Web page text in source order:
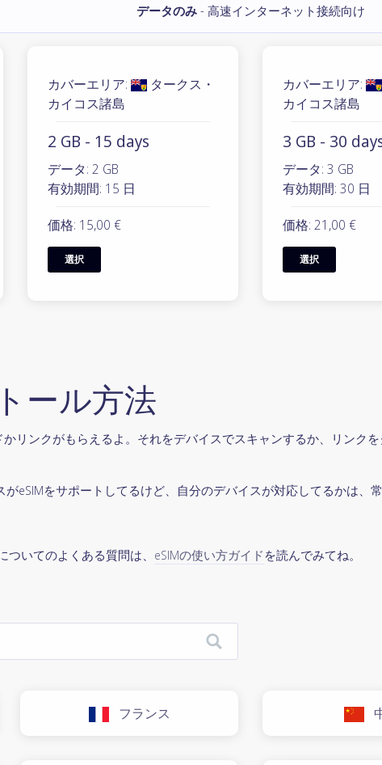
データのみ- 高速インターネット接続向け
カバーエリア:
タークス・
カイコス諸島
2 GB - 15 days
データ: 2 GB
有効期間: 15 日
価格: 15,00 €
選択
カバーエリア:
カイコス諸島
3 GB - 30
データ: 3 GB
有効期間: 30 日
価格: 21,00 €
選択
ール方法
かリンクがもらえるよ。それをデバイスでスキャンするか、リンク
eSIMをサポートしてるけど、自分のデバイスが対応してるかは、
いてのよくある質問は、 eSIMの使い方ガイド を読んでみてね。
フランス